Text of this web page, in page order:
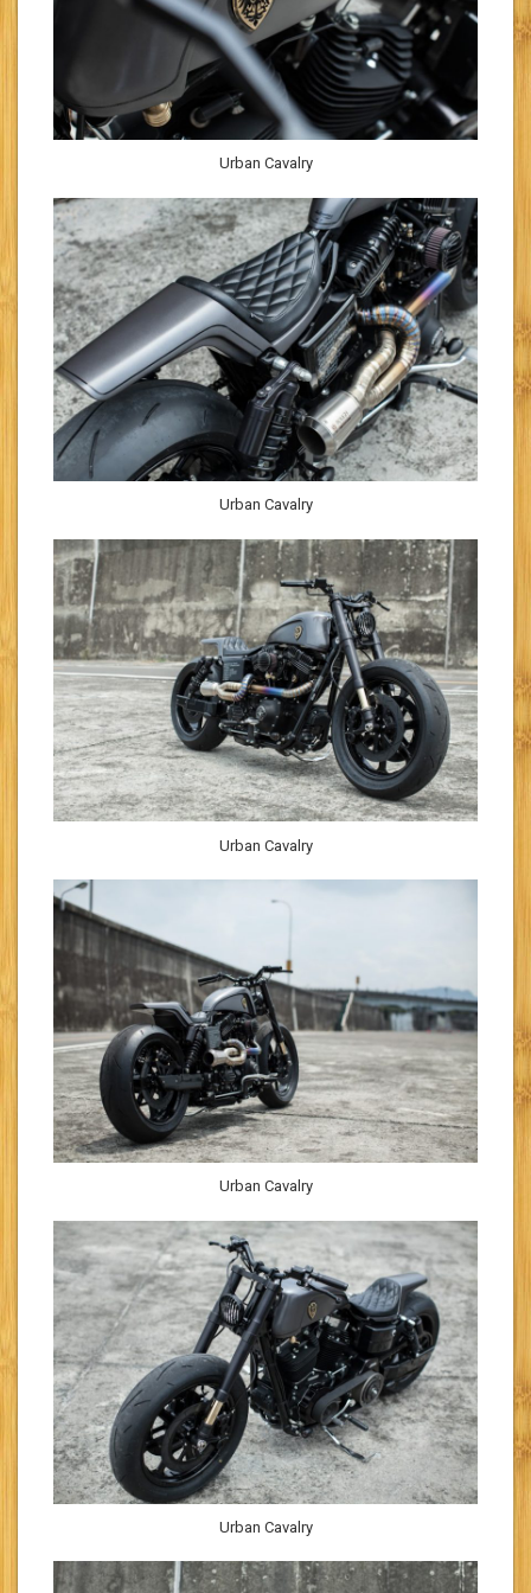
Urban Cavalry
Urban Cavalry
Urban Cavalry
Urban Cavalry
Urban Cavalry